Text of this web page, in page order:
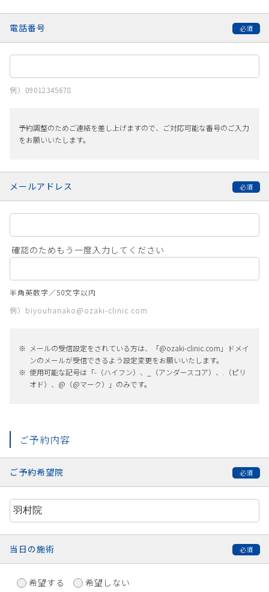
電話番号
例）09012345678
予約調整のためご連絡を差し上げますので、ご対応可能な番号のご入力
をお願いいたします。
メールアドレス
確認のためもう一度入力してください
半角英数字／50文字以内
例）biyouhanako@ozaki-clinic.com
メールの受信設定をされている方は、「@ozaki-clinic.com」ドメイ
ンのメールが受信できるよう設定変更をお願いいたします。
使用可能な記号は「-（ハイフン）、_（アンダースコア）、.（ピリ
オド）、@（@マーク）」のみです。
ご予約内容
ご予約希望院
当日の施術
希望する 希望しない